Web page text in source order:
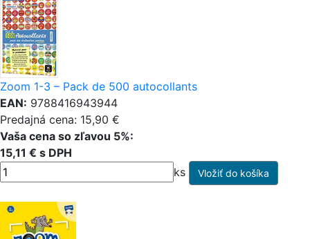
Zoom 1-3 – Pack de 500 autocollants
EAN: 9788416943944
Predajná cena: 15,90 €
Vaša cena so zľavou 5%:
15,11 € s DPH
ks